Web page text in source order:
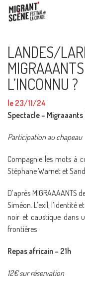
LANDES/
L’INCONNU ?
le 23/11/24
Spectacle – Migraaants
Participation au chapeau
Compagnie les mots à
Stéphane Warnet et
D’après MIGRAAAANTS
Siméon. L’exil, l’identité
noir et caustique dans
frontières
Repas africain – 21h
12€ sur réservation